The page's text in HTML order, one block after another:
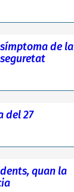
de la
del 27
quan la